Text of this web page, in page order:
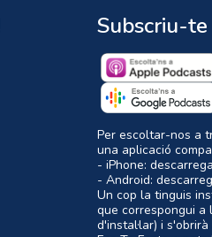
Subscriu-
Per escoltar-nos a
una aplicació
- iPhone:
- Android:
Un cop la tinguis
que correspongui a
d'instal·lar) i